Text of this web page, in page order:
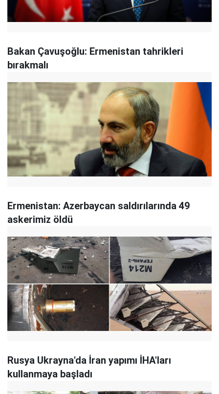
Bakan Çavuşoğlu: Ermenistan tahrikleri
bırakmalı
Ermenistan: Azerbaycan saldırılarında 49
askerimiz öldü
Rusya Ukrayna'da İran yapımı İHA'ları
kullanmaya başladı